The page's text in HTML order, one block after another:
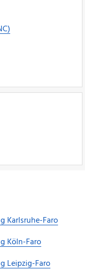
Karlsruhe-Faro
Köln-Faro
Leipzig-Faro